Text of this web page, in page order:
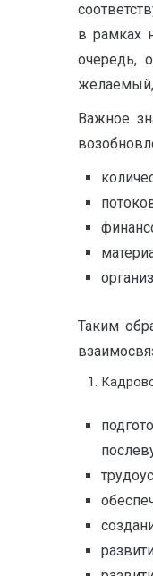
в рамках
очередь,
желаемый,
Важное
Таким